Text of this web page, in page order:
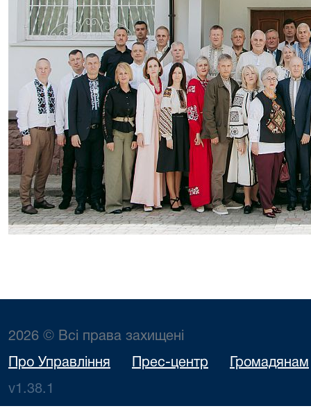
2026 © Всі права захищені
Про Управління Прес-центр Громадянам
v1.38.1